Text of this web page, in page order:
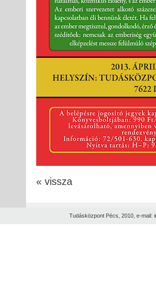
« vissza
Tudásközpont Pécs, 2010, e-mail: